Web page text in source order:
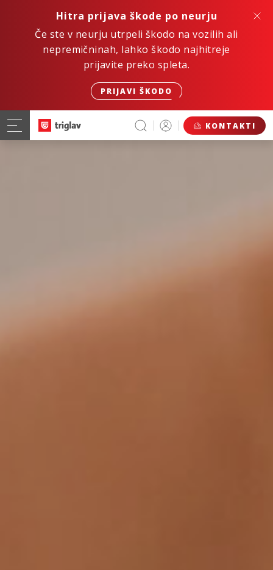
Hitra prijava škode po neurju
Če ste v neurju utrpeli škodo na vozilih ali
nepremičninah, lahko škodo najhitreje
prijavite preko spleta.
PRIJAVI ŠKODO
KONTAKTI